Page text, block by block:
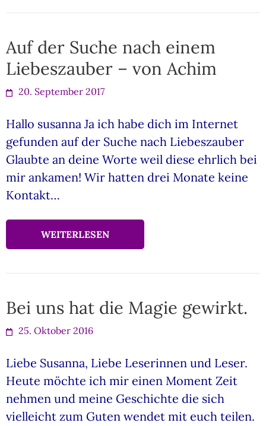
Auf der Suche nach einem
Liebeszauber – von Achim
20. September 2017
Hallo susanna Ja ich habe dich im Internet
gefunden auf der Suche nach Liebeszauber
Glaubte an deine Worte weil diese ehrlich bei
mir ankamen! Wir hatten drei Monate keine
Kontakt…
WEITERLESEN
Bei uns hat die Magie gewirkt.
25. Oktober 2016
Liebe Susanna, Liebe Leserinnen und Leser.
Heute möchte ich mir einen Moment Zeit
nehmen und meine Geschichte die sich
vielleicht zum Guten wendet mit euch teilen.